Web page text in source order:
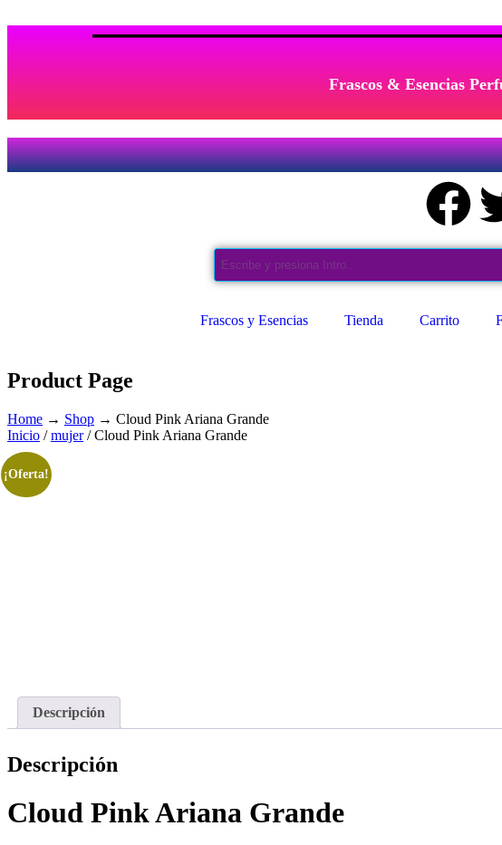
Frascos & Esencias
Frascos y Esencias Tienda Carrito
Product Page
Home → Shop → Cloud Pink Ariana Grande
Inicio /mujer/ Cloud Pink Ariana Grande
¡Oferta!
Descripción
Descripción
Cloud Pink Ariana Grande